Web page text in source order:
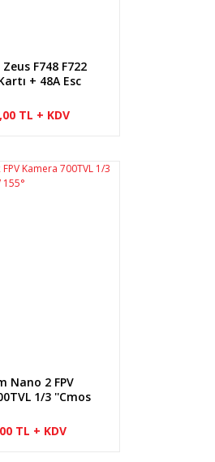
Zeus F748 F722
+ 48A Esc
TL + KDV
Nano 2 FPV
1/3 ''Cmos
TL + KDV